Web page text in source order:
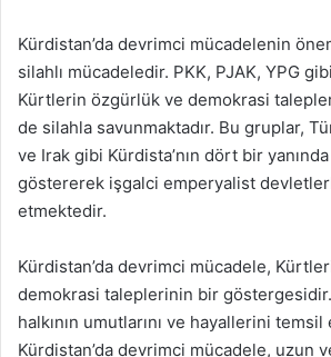
Kürdistan’da devrimci mücadelenin
silahlı mücadeledir. PKK, PJAK, YPG
Kürtlerin özgürlük ve demokrasi
de silahla savunmaktadır. Bu gruplar,
ve Irak gibi Kürdista’nın dört bir
göstererek işgalci emperyalist
etmektedir.
Kürdistan’da devrimci mücadele,
demokrasi taleplerinin bir
halkının umutlarını ve hayallerini
Kürdistan’da devrimci mücadele, uzun